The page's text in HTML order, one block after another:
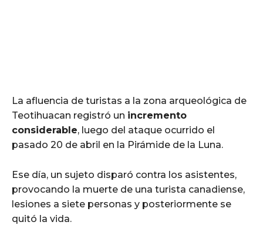
La afluencia de turistas a la zona arqueológica de
Teotihuacan registró un incremento
considerable, luego del ataque ocurrido el
pasado 20 de abril en la Pirámide de la Luna.
Ese día, un sujeto disparó contra los asistentes,
provocando la muerte de una turista canadiense,
lesiones a siete personas y posteriormente se
quitó la vida.